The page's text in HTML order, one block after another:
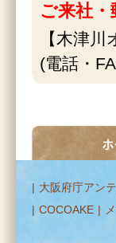
ご来社
【木津
(電話・
| 大阪府庁アン
| COCOAKE |